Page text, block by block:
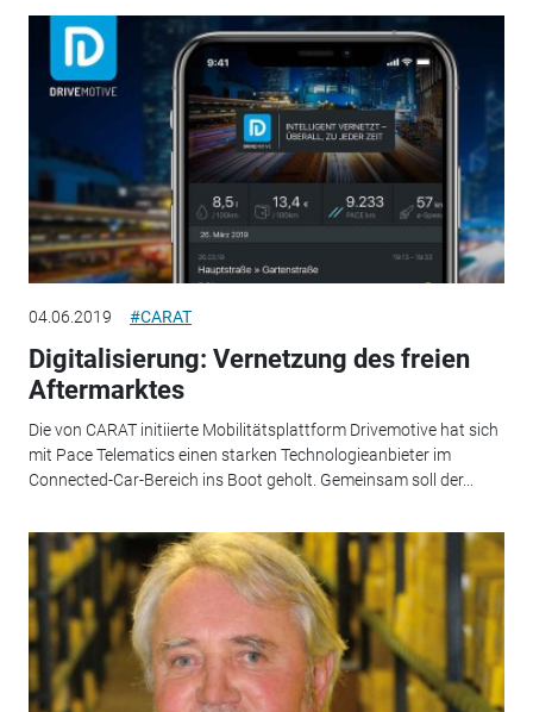
04.06.2019 #CARAT
Digitalisierung: Vernetzung des freien
Aftermarktes
Die von CARAT initiierte Mobilitätsplattform Drivemotive hat sich
mit Pace Telematics einen starken Technologieanbieter im
Connected-Car-Bereich ins Boot geholt. Gemeinsam soll der...